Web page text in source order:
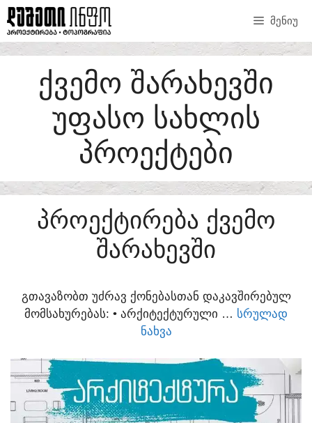
SKIP
TO
CONTENT
ᲛᲔᲜᲘᲣ
ᲥᲕᲔᲛᲝ ᲨᲐᲠᲐᲮᲔᲕᲨᲘ
ᲣᲤᲐᲡᲝ ᲡᲐᲮᲚᲘᲡ
ᲞᲠᲝᲔᲥᲢᲔᲑᲘ
ᲞᲠᲝᲔᲥᲢᲘᲠᲔᲑᲐ ᲥᲕᲔᲛᲝ
ᲨᲐᲠᲐᲮᲔᲕᲨᲘ
ᲒᲗᲐᲕᲐᲖᲝᲑᲗ ᲣᲫᲠᲐᲕ ᲥᲝᲜᲔᲑᲐᲡᲗᲐᲜ ᲓᲐᲙᲐᲕᲨᲘᲠᲔᲑᲣᲚ
ᲛᲝᲛᲡᲐᲮᲣᲠᲔᲑᲐᲡ:​ • ᲐᲠᲥᲘᲢᲔᲥᲢᲣᲠᲣᲚᲘ … ᲡᲠᲣᲚᲐᲓ
ᲜᲐᲮᲕᲐ